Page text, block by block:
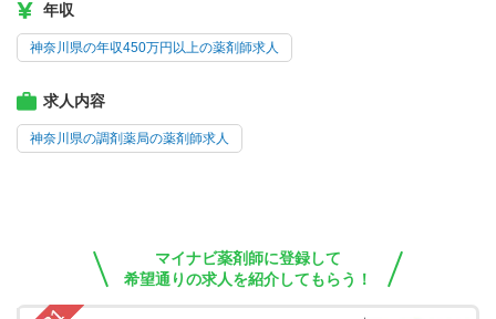
年収
神奈川県の年収450万円以上の薬剤師求人
求人内容
神奈川県の調剤薬局の薬剤師求人
マイナビ薬剤師に登録して
希望通りの求人を紹介してもらう！